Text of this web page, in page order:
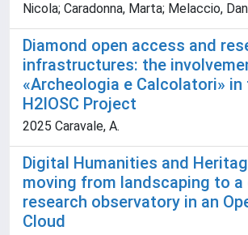
Nicola; Caradonna, Marta; Melaccio,
Diamond open access and
infrastructures: the
«Archeologia e Calcolatori» in
H2IOSC Project
2025 Caravale, A.
Digital Humanities and
moving from landscaping to a
research observatory in an
Cloud